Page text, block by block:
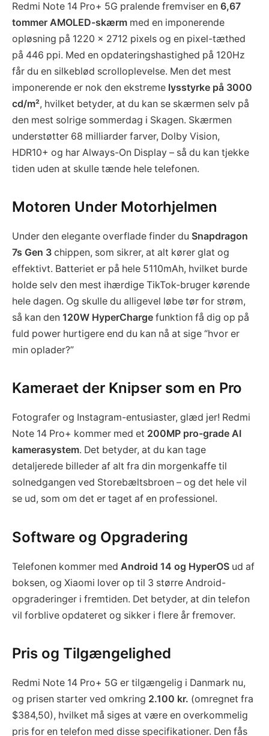
Redmi Note 14 Pro+ 5G pralende fremviser en 6,67
tommer AMOLED-skærm med en imponerende
opløsning på 1220 × 2712 pixels og en pixel-tæthed
på 446 ppi. Med en opdateringshastighed på 120Hz
får du en silkeblød scrolloplevelse. Men det mest
imponerende er nok den ekstreme lysstyrke på 3000
cd/m², hvilket betyder, at du kan se skærmen selv på
den mest solrige sommerdag i Skagen. Skærmen
understøtter 68 milliarder farver, Dolby Vision,
HDR10+ og har Always-On Display – så du kan tjekke
tiden uden at skulle tænde hele telefonen.
Motoren Under Motorhjelmen
Under den elegante overflade finder du Snapdragon
7s Gen 3 chippen, som sikrer, at alt kører glat og
effektivt. Batteriet er på hele 5110mAh, hvilket burde
holde selv den mest ihærdige TikTok-bruger kørende
hele dagen. Og skulle du alligevel løbe tør for strøm,
så kan den 120W HyperCharge funktion få dig op på
fuld power hurtigere end du kan nå at sige “hvor er
min oplader?”
Kameraet der Knipser som en Pro
Fotografer og Instagram-entusiaster, glæd jer! Redmi
Note 14 Pro+ kommer med et 200MP pro-grade AI
kamerasystem. Det betyder, at du kan tage
detaljerede billeder af alt fra din morgenkaffe til
solnedgangen ved Storebæltsbroen – og det hele vil
se ud, som om det er taget af en professionel.
Software og Opgradering
Telefonen kommer med Android 14 og HyperOS ud af
boksen, og Xiaomi lover op til 3 større Android-
opgraderinger i fremtiden. Det betyder, at din telefon
vil forblive opdateret og sikker i flere år fremover.
Pris og Tilgængelighed
Redmi Note 14 Pro+ 5G er tilgængelig i Danmark nu,
og prisen starter ved omkring 2.100 kr. (omregnet fra
$384,50), hvilket må siges at være en overkommelig
pris for en telefon med disse specifikationer. Den fås